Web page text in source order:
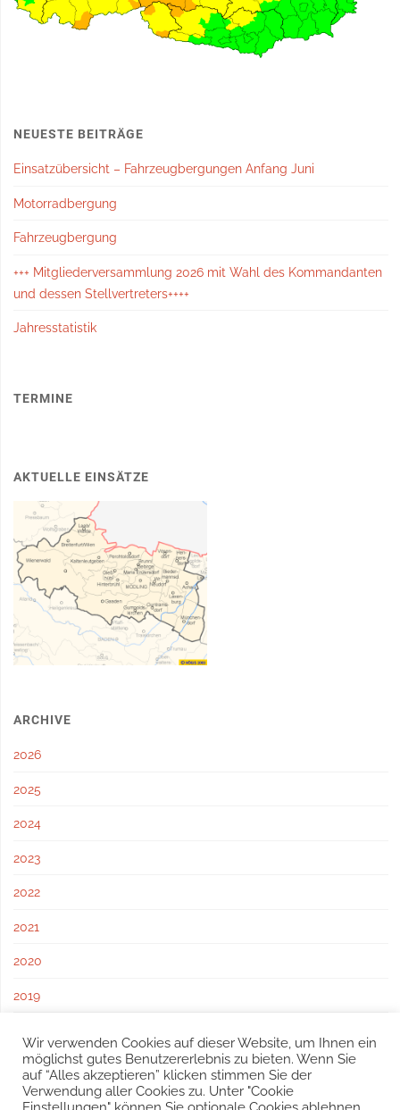
NEUESTE BEITRÄGE
Einsatzübersicht – Fahrzeugbergungen Anfang Juni
Motorradbergung
Fahrzeugbergung
+++ Mitgliederversammlung 2026 mit Wahl des Kommandanten
und dessen Stellvertreters++++
Jahresstatistik
TERMINE
AKTUELLE EINSÄTZE
ARCHIVE
2026
2025
2024
2023
2022
2021
2020
2019
2017
Wir verwenden Cookies auf dieser Website, um Ihnen ein
möglichst gutes Benutzererlebnis zu bieten. Wenn Sie
auf “Alles akzeptieren” klicken stimmen Sie der
Verwendung aller Cookies zu. Unter "Cookie
Einstellungen" können Sie optionale Cookies ablehnen.